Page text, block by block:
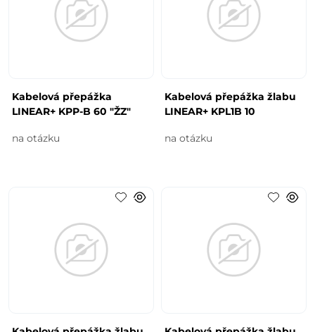
Kabelová přepážka
LINEAR+ KPP-B 60 "ŽZ"
na otázku
Kabelová přepážka žlabu
LINEAR+ KPL1B 10
na otázku